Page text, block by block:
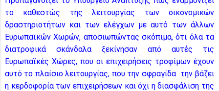
το καθεστώς της λειτουργίας των οικονομικών
δραστηριοτήτων και των ελέγχων με αυτό των άλλων
Ευρωπαϊκών Χωρών, αποσιωπώντας σκόπιμα, ότι όλα τα
διατροφικά σκάνδαλα ξεκίνησαν από αυτές τις
Ευρωπαϊκές Χώρες, που οι επιχειρήσεις τροφίμων έχουν
αυτό το πλαίσιο λειτουργίας, που την σφραγίδα την βάζει
η κερδοφορία των επιχειρήσεων και όχι η διασφάλιση της